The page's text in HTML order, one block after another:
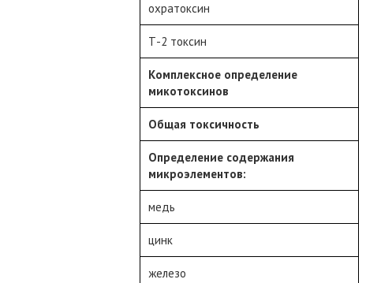
охратоксин
Т-2 токсин
Комплексное определение
микотоксинов
Общая токсичность
Определение содержания
микроэлементов:
медь
цинк
железо